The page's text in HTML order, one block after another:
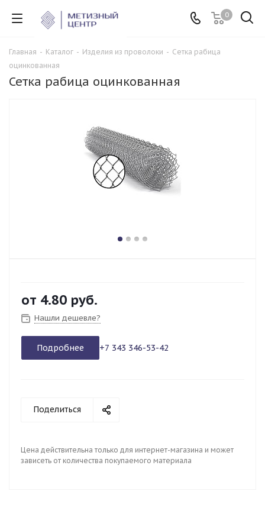
0
Главная - Каталог - Изделия из проволоки - Сетка рабица
оцинкованная
Сетка рабица оцинкованная
от 4.80 руб.
Нашли дешевле?
Подробнее +7 343 346-53-42
Поделиться
Цена действительна только для интернет-магазина и может
зависеть от количества покупаемого материала